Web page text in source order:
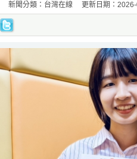
新聞分類：台灣在線 更新日期：